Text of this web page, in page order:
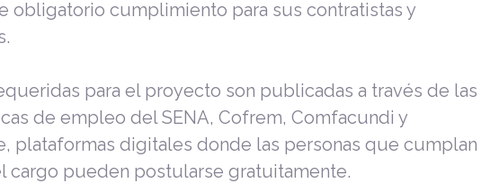
obligatorio cumplimiento para sus contratistas y
para el proyecto son publicadas a través de las
de empleo del SENA, Cofrem, Comfacundi y
plataformas digitales donde las personas que cumplan
cargo pueden postularse gratuitamente.